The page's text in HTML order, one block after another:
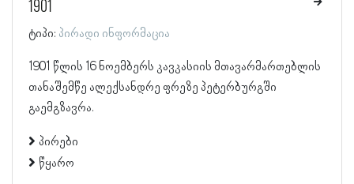
1901
ტიპი: პირადი ინფორმაცია
1901 წლის 16 ნოემბერს კავკასიის მთავარმართებლის
თანაშემწე ალექსანდრე ფრეზე პეტერბურგში
გაემგზავრა.
პირები
წყარო